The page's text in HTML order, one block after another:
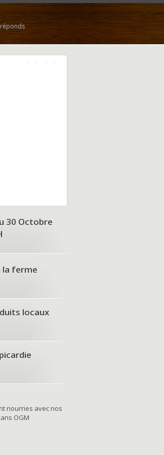
30 Octobre
la ferme
locaux
nourries avec nos
OGM